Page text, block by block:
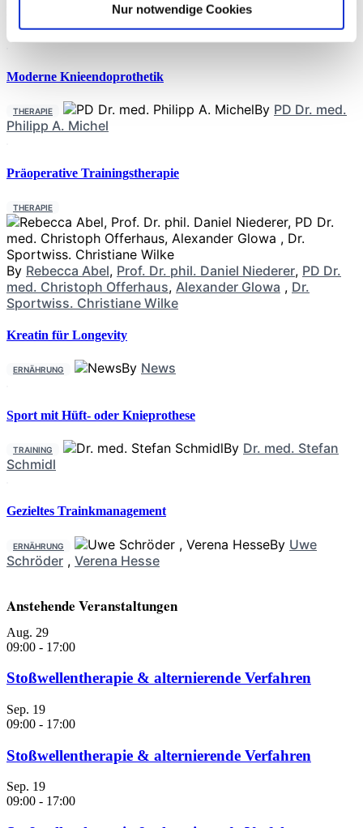
Nur notwendige Cookies
Moderne Knieendoprothetik
THERAPIE By PD Dr. med.
Philipp A. Michel
Präoperative Trainingstherapie
THERAPIE
By Rebecca Abel, Prof. Dr. phil. Daniel Niederer, PD Dr.
med. Christoph Offerhaus, Alexander Glowa , Dr.
Sportwiss. Christiane Wilke
Kreatin für Longevity
ERNÄHRUNG By News
Sport mit Hüft- oder Knieprothese
TRAINING By Dr. med. Stefan
Schmidl
Gezieltes Trainkmanagement
ERNÄHRUNG By Uwe
Schröder , Verena Hesse
Anstehende Veranstaltungen
Aug. 29
09:00 - 17:00
Stoßwellentherapie & alternierende Verfahren
Sep. 19
09:00 - 17:00
Stoßwellentherapie & alternierende Verfahren
Sep. 19
09:00 - 17:00